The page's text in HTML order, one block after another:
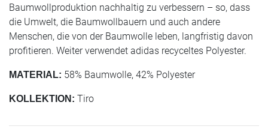
Baumwollproduktion nachhaltig zu verbessern – so, dass
die Umwelt, die Baumwollbauern und auch andere
Menschen, die von der Baumwolle leben, langfristig davon
profitieren. Weiter verwendet adidas recyceltes Polyester.
MATERIAL: 58% Baumwolle, 42% Polyester
KOLLEKTION: Tiro